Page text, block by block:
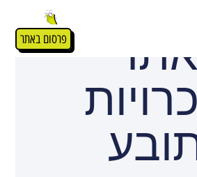
פרסום באתר אתר